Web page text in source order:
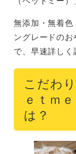
無添加・無着
ングレードの
で、早速詳しく
こだわ
ｅｔｍ
は？